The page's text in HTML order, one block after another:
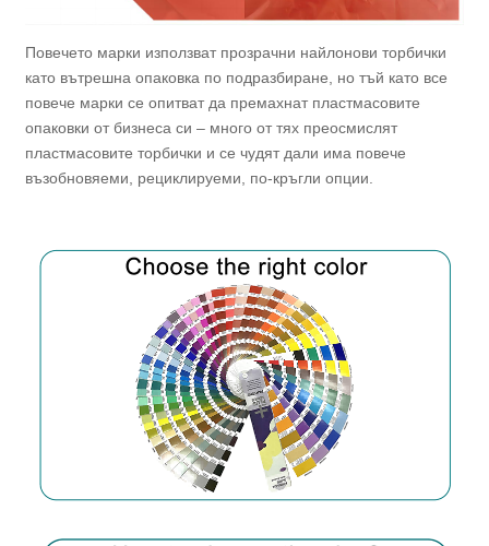
Повечето марки използват прозрачни найлонови торбички
като вътрешна опаковка по подразбиране, но тъй като все
повече марки се опитват да премахнат пластмасовите
опаковки от бизнеса си – много от тях преосмислят
пластмасовите торбички и се чудят дали има повече
възобновяеми, рециклируеми, по-кръгли опции.